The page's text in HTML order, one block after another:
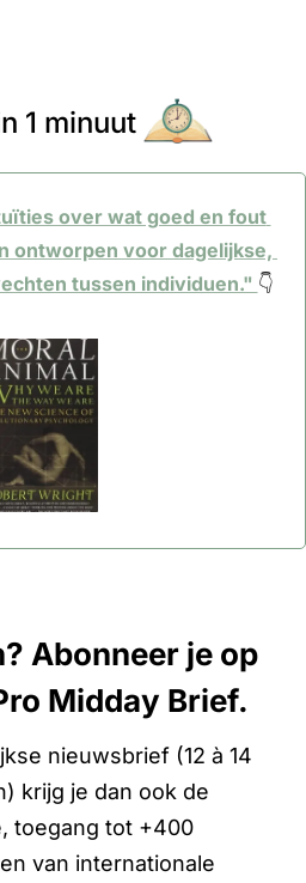
1 minuut
over wat goed en fout
ontworpen voor dagelijkse,
tussen individuen." 👇
Abonneer je op
Midday Brief.
nieuwsbrief (12 à 14
krijg je dan ook de
toegang tot +400
van internationale